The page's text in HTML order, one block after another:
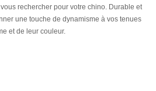
rechercher pour votre chino. Durable et
une touche de dynamisme à vos tenues
et de leur couleur.